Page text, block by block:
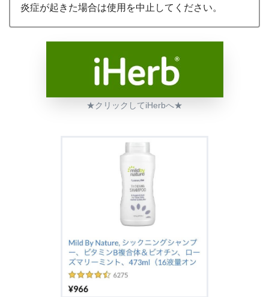
炎症が起きた場合は使用を中止してください。
★クリックしてiHerbへ★